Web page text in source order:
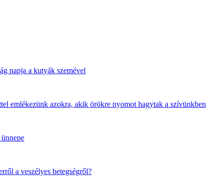
napja a kutyák szemével
emlékezünk azokra, akik örökre nyomot hagytak a szívünkben
a veszélyes betegségről?